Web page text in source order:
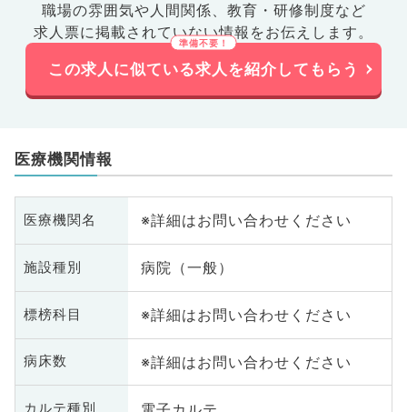
職場の雰囲気や人間関係、 教育・研修制度など
求人票に掲載されていない情報をお伝えします。
この求人に似ている求人を紹介してもらう
医療機関情報
医療機関名 ※詳細はお問い合わせください
施設種別 病院（一般）
標榜科目 ※詳細はお問い合わせください
病床数 ※詳細はお問い合わせください
カルテ種別